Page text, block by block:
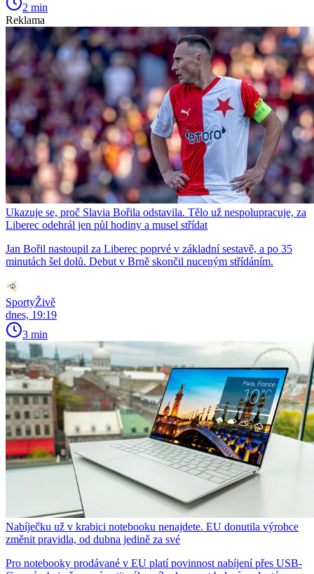
2 min
Reklama
Ukazuje se, proč Slavia Bořila odstavila. Tělo už nespolupracuje, za
Liberec odehrál jen půl hodiny a musel střídat
Jan Bořil nastoupil za Liberec poprvé v základní sestavě, a po 35
minutách šel dolů. Debut v Brně skončil nuceným střídáním.
SportyŽivě
dnes, 19:19
3 min
Nabíječku už v krabici notebooku nenajdete. EU donutila výrobce
změnit pravidla, od dubna jedině za své
Pro notebooky prodávané v EU platí povinnost nabíjení přes USB-